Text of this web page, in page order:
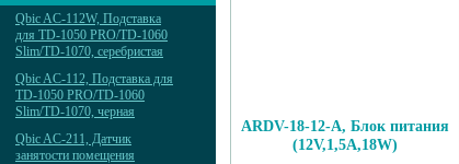
Qbic AC-112W, Подставка
для TD-1050 PRO/TD-1060
Slim/TD-1070, серебристая
Qbic AC-112, Подставка для
TD-1050 PRO/TD-1060
Slim/TD-1070, черная
Qbic AC-211, Датчик
занятости помещения
ARDV-18-12-A, Блок питания
(12V,1,5A,18W)